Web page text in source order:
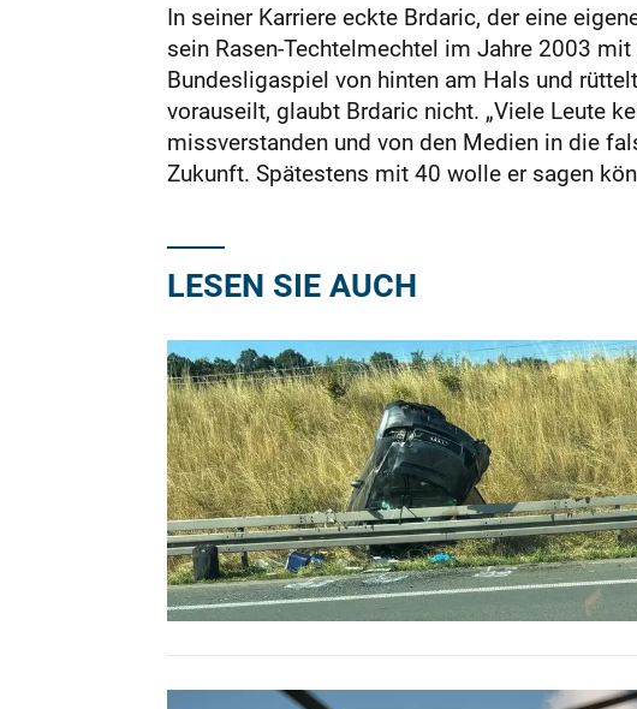
In seiner Karriere eckte Brdaric, der eine
sein Rasen-Techtelmechtel im Jahre 2003
Bundesligaspiel von hinten am Hals und
vorauseilt, glaubt Brdaric nicht. „Viele Leute
missverstanden und von den Medien in die
Zukunft. Spätestens mit 40 wolle er sagen
LESEN SIE AUCH